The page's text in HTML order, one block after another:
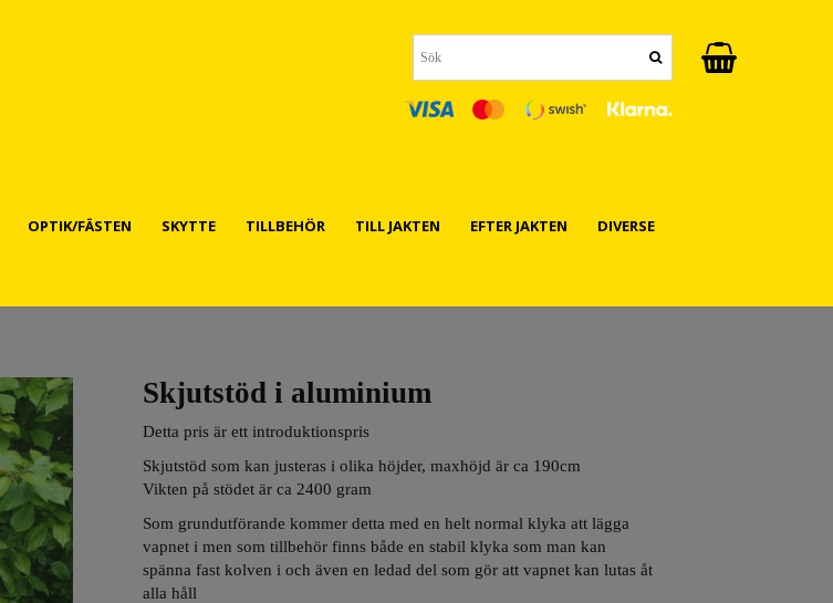
Skjutstöd i aluminium
Detta pris är ett introduktionspris
Skjutstöd som kan justeras i olika höjder, maxhöjd är ca 190cm
Vikten på stödet är ca 2400 gram
Som grundutförande kommer detta med en helt normal klyka att lägga
vapnet i men som tillbehör finns både en stabil klyka som man kan
spänna fast kolven i och även en ledad del som gör att vapnet kan lutas åt
alla håll
OPTIK/FÄSTEN SKYTTE TILLBEHÖR TILL JAKTEN EFTER JAKTEN DIVERSE